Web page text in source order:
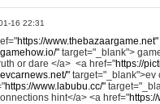
16 22:31
https://www.thebazaargame.net"
" target="_blank">
or dare </a> <a href="https://
" target="_blank">ev
https://www.labubu.cc/"
hint</a> <a href="